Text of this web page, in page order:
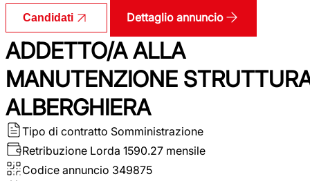
Candidati Dettaglio annuncio
ADDETTO/A ALLA
MANUTENZIONE
ALBERGHIERA
Tipo di contratto Somministrazione
Retribuzione Lorda 1590.27 mensile
Codice annuncio 349875